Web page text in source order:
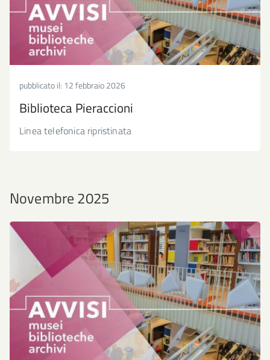
pubblicato il: 12 febbraio 2026
Biblioteca Pieraccioni
Linea telefonica ripristinata
Novembre 2025